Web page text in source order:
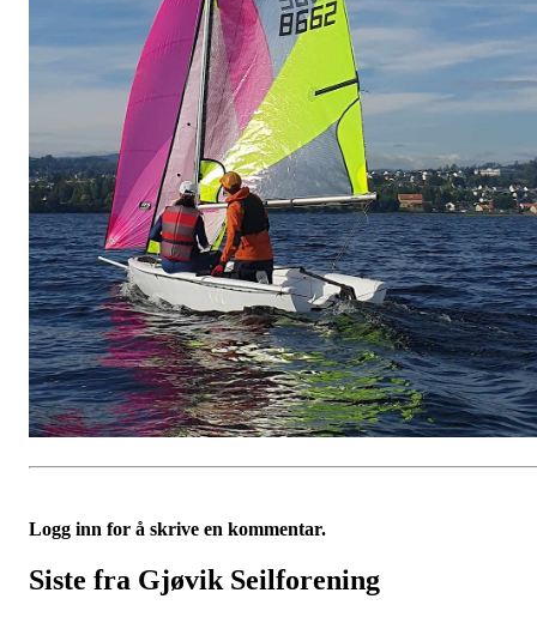
Logg inn for å skrive en kommentar.
Siste fra Gjøvik Seilforening